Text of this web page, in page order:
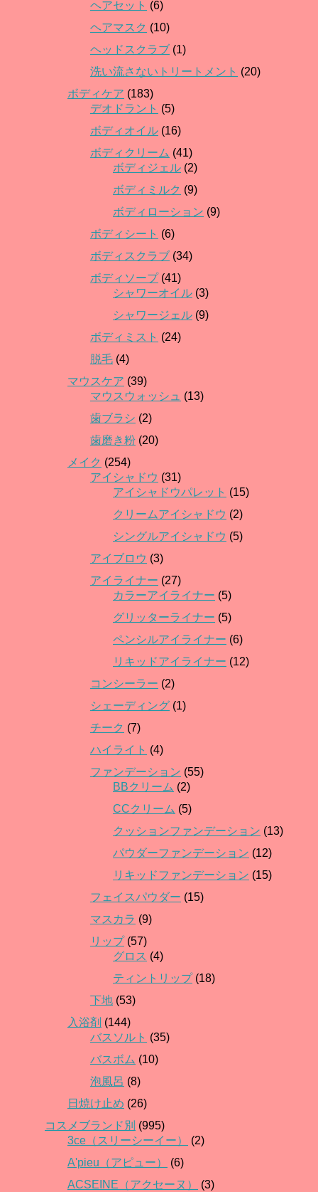
ヘアセット (6)
ヘアマスク (10)
ヘッドスクラブ (1)
洗い流さないトリートメント (20)
ボディケア (183)
デオドラント (5)
ボディオイル (16)
ボディクリーム (41)
ボディジェル (2)
ボディミルク (9)
ボディローション (9)
ボディシート (6)
ボディスクラブ (34)
ボディソープ(41)
シャワーオイル (3)
シャワージェル (9)
ボディミスト (24)
脱毛 (4)
マウスケア (39)
マウスウォッシュ (13)
歯ブラシ (2)
歯磨き粉 (20)
メイク (254)
アイシャドウ (31)
アイシャドウパレット (15)
クリームアイシャドウ (2)
シングルアイシャドウ (5)
アイブロウ (3)
アイライナー (27)
カラーアイライナー (5)
グリッターライナー (5)
ペンシルアイライナー (6)
リキッドアイライナー (12)
コンシーラー (2)
シェーディング (1)
チーク (7)
ハイライト (4)
ファンデーション (55)
BBクリーム (2)
CCクリーム (5)
クッションファンデーション (13)
パウダーファンデーション (12)
リキッドファンデーション (15)
フェイスパウダー (15)
マスカラ (9)
リップ(57)
グロス (4)
ティントリップ(18)
下地 (53)
入浴剤 (144)
バスソルト (35)
バスボム (10)
泡風呂 (8)
日焼け止め (26)
コスメブランド別 (995)
3ce（スリーシーイー）
(2)
A'pieu（アピュー）
(6)
ACSEINE（アクセーヌ）
(3)